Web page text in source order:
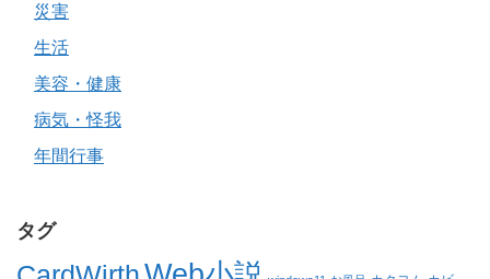
災害
生活
美容・健康
病気・怪我
年間行事
タグ